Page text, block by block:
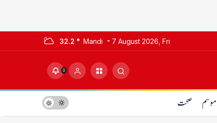
32.2 ° Mandi 7 August 2026, Fri
0
موسم صحت